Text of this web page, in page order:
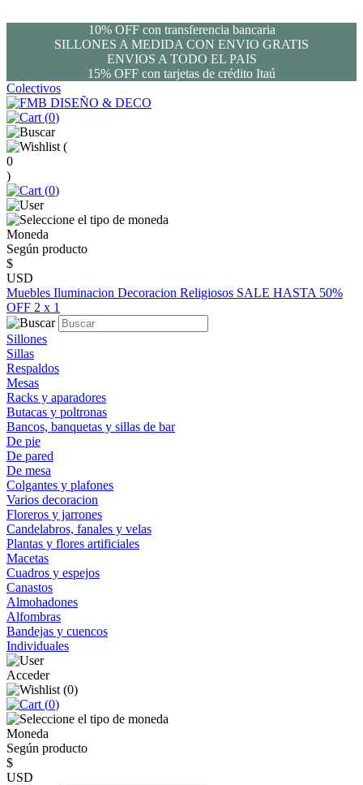
10% OFF con transferencia bancaria
SILLONES A MEDIDA CON ENVIO GRATIS
ENVIOS A TODO EL PAIS
15% OFF con tarjetas de crédito Itaú
Colectivos
(0)
(
0
)
(0)
Moneda
Según producto
$
USD
Muebles Iluminacion Decoracion Religiosos SALE HASTA 50%
OFF 2 x 1
Sillones
Sillas
Respaldos
Mesas
Racks y aparadores
Butacas y poltronas
Bancos, banquetas y sillas de bar
De pie
De pared
De mesa
Colgantes y plafones
Varios decoracion
Floreros y jarrones
Candelabros, fanales y velas
Plantas y flores artificiales
Macetas
Cuadros y espejos
Canastos
Almohadones
Alfombras
Bandejas y cuencos
Individuales
Acceder
(0)
(0)
Moneda
Según producto
$
USD